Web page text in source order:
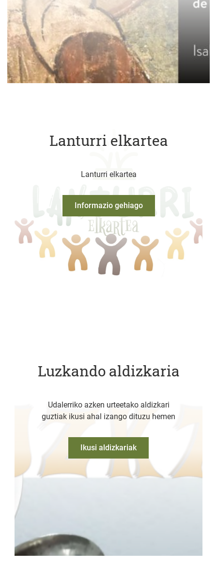
Lanturri elkartea
Lanturri elkartea
Informazio gehiago
Luzkando aldizkaria
Udalerriko azken urteetako aldizkari
guztiak ikusi ahal izango dituzu hemen
Ikusi aldizkariak